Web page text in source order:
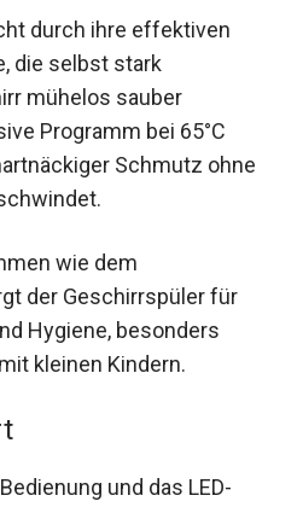
durch ihre effektiven
die selbst stark
mühelos sauber
Programm bei 65°C
Schmutz ohne
wie dem
der Geschirrspüler für
Hygiene, besonders
kleinen Kindern.
und das LED-